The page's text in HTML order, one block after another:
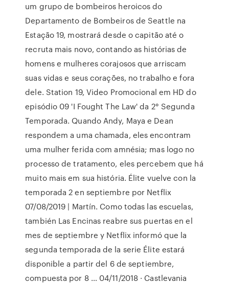
um grupo de bombeiros heroicos do
Departamento de Bombeiros de Seattle na
Estação 19, mostrará desde o capitão até o
recruta mais novo, contando as histórias de
homens e mulheres corajosos que arriscam
suas vidas e seus corações, no trabalho e fora
dele. Station 19, Video Promocional em HD do
episódio 09 'I Fought The Law' da 2° Segunda
Temporada. Quando Andy, Maya e Dean
respondem a uma chamada, eles encontram
uma mulher ferida com amnésia; mas logo no
processo de tratamento, eles percebem que há
muito mais em sua história. Élite vuelve con la
temporada 2 en septiembre por Netflix
07/08/2019 | Martín. Como todas las escuelas,
también Las Encinas reabre sus puertas en el
mes de septiembre y Netflix informó que la
segunda temporada de la serie Élite estará
disponible a partir del 6 de septiembre,
compuesta por 8 … 04/11/2018 · Castlevania